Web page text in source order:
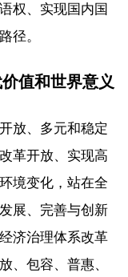
权、实现国内国
径。
值和世界意义
放、多元和稳定
革开放、实现高
境变化，站在全
展、完善与创新
济治理体系改革
、包容、普惠、